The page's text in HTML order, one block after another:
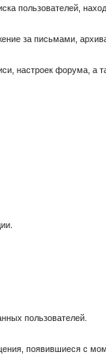
пользователей,
за письмами,
настроек форума, а
пользователей.
появившиеся с